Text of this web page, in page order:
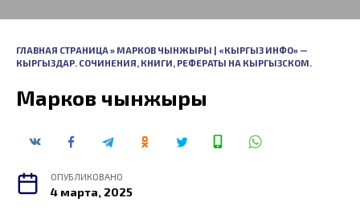
ГЛАВНАЯ СТРАНИЦА» МАРКОВ ЧЫНЖЫРЫ | «КЫРГЫЗ ИНФО» —
КЫРГЫЗДАР. СОЧИНЕНИЯ, КНИГИ, РЕФЕРАТЫ НА КЫРГЫЗСКОМ.
Марков чынжыры
ОПУБЛИКОВАНО
4 марта, 2025